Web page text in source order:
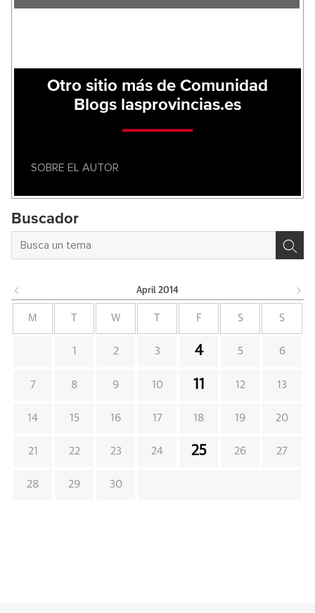
Otro sitio más de Comunidad
Blogs lasprovincias.es
SOBRE EL AUTOR
Buscador
April 2014
M T W T F S S
1 2 3 4 5 6
7 8 9 10 11 12 13
14 15 16 17 18 19 20
21 22 23 24 25 26 27
28 29 30